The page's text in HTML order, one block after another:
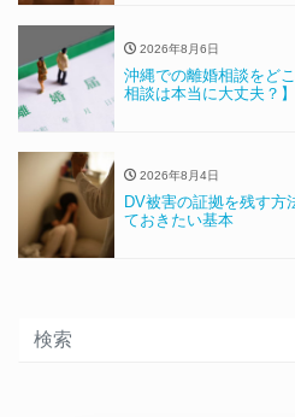
2026年8月6日
沖縄での離婚相談をど
相談は本当に大丈夫？
2026年8月4日
DV被害の証拠を残す方
ておきたい基本